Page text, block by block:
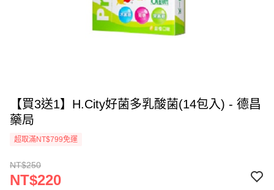
【買3送1】H.City好菌多乳酸菌(14包入) - 德昌
藥局
超取滿NT$799免運
NT$250
NT$220